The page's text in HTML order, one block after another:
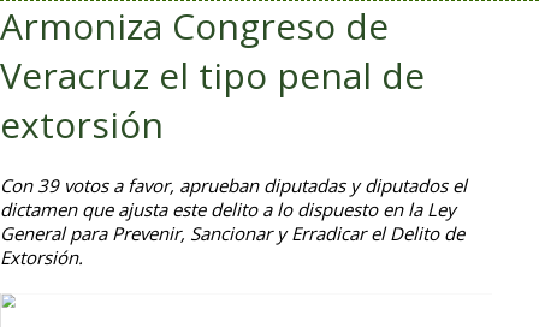
Armoniza Congreso de
Veracruz el tipo penal de
extorsión
Con 39 votos a favor, aprueban diputadas y diputados el
dictamen que ajusta este delito a lo dispuesto en la Ley
General para Prevenir, Sancionar y Erradicar el Delito de
Extorsión.